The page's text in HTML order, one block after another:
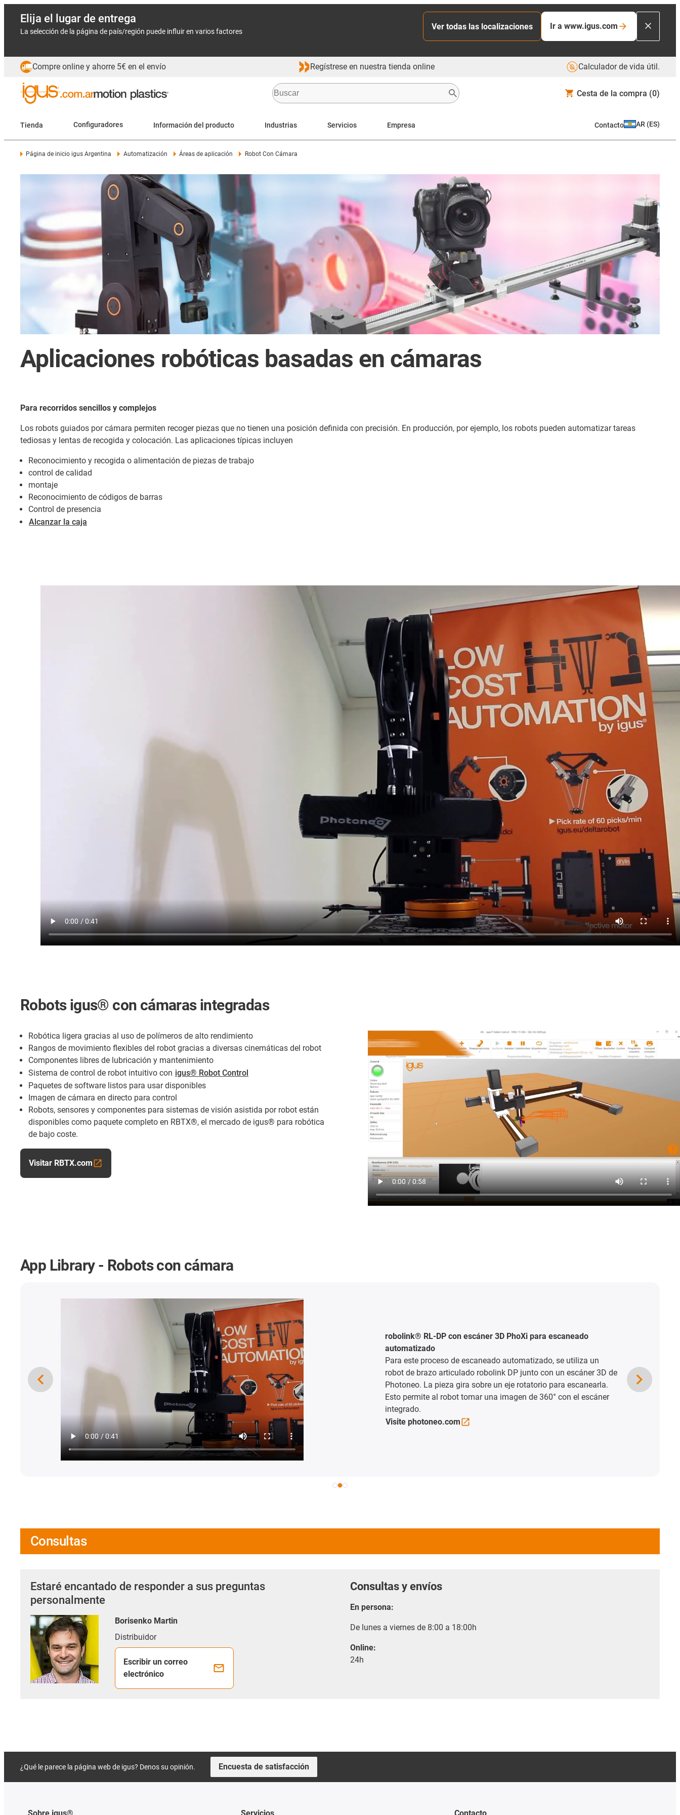
Elija el lugar de entrega
La selección de la página de país/región puede influir en varios factores
Ver todas las localizaciones Ir a www.igus.com
Compre online y ahorre 5€ en el envío Regístrese en nuestra tienda online Calculador de vida útil.
Cesta de la compra (0)
Tienda Configuradores Información del producto Industrias Servicios Empresa Contacto AR (ES)
Página de inicio igus Argentina Automatización Áreas de aplicación Robot Con Cámara
Aplicaciones robóticas basadas en cámaras
Para recorridos sencillos y complejos
Los robots guiados por cámara permiten recoger piezas que no tienen una posición definida con precisión. En producción, por ejemplo, los robots pueden automatizar tareas
tediosas y lentas de recogida y colocación. Las aplicaciones típicas incluyen
Reconocimiento y recogida o alimentación de piezas de trabajo
control de calidad
montaje
Reconocimiento de códigos de barras
Control de presencia
Alcanzar la caja
Robots igus® con cámaras integradas
Robótica ligera gracias al uso de polímeros de alto rendimiento
Rangos de movimiento flexibles del robot gracias a diversas cinemáticas del robot
Componentes libres de lubricación y mantenimiento
Sistema de control de robot intuitivo con igus® Robot Control
Paquetes de software listos para usar disponibles
Imagen de cámara en directo para control
Robots, sensores y componentes para sistemas de visión asistida por robot están
disponibles como paquete completo en RBTX®, el mercado de igus® para robótica
de bajo coste.
Visitar RBTX.com
App Library - Robots con cámara
Storm Petrel Studios LTD está especializada en la filmación
submarina en el ámbito de las películas sobre la naturaleza. Para
las grabaciones cinematográficas denominadas "Ex Situ", el
apasionante mundo de la vida animal debe representarse de
forma muy detallada mediante técnicas especiales y aumentos
superiores. Para garantizar una calidad de resolución constante
con grandes aumentos, el sistema de cámara debe tener un
diseño modular y poder adaptarse a los distintos movimientos de
Consultas
Estaré encantado de responder a sus preguntas
personalmente
Borisenko Martin
Distribuidor
Escribir un correo
electrónico
Consultas y envíos
En persona:
De lunes a viernes de 8:00 a 18:00h
Online:
24h
¿Qué le parece la página web de igus? Denos su opinión. Encuesta de satisfacción